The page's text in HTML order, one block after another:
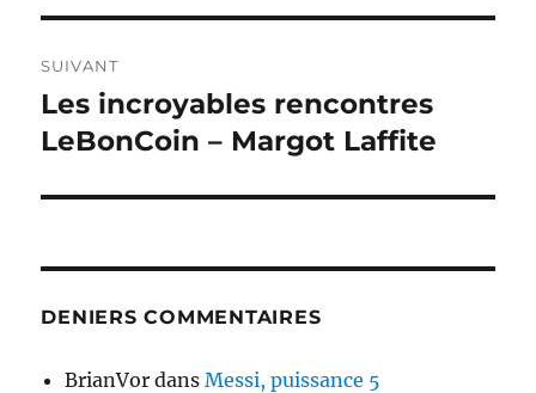
SUIVANT
Publication
suivante :
Les incroyables rencontres
LeBonCoin – Margot Laffite
DENIERS COMMENTAIRES
BrianVor dansMessi, puissance 5